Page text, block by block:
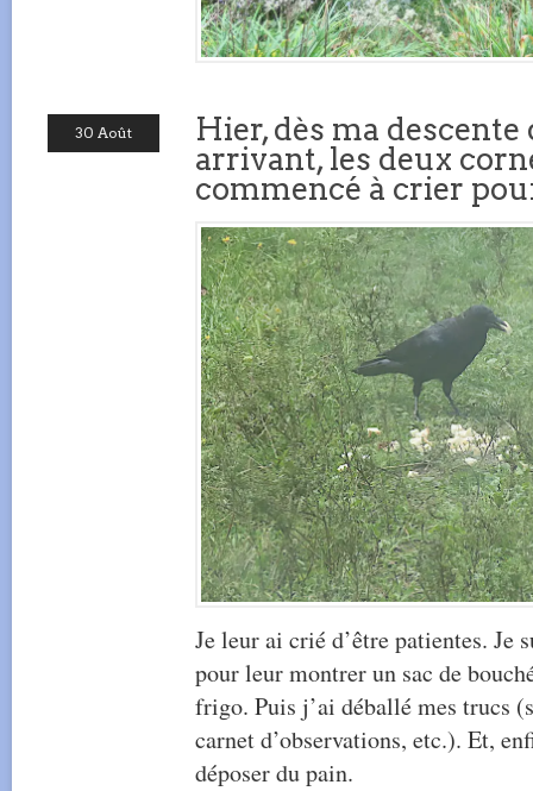
30 Août
Hier, dès ma
arrivant, les deux
commencé à crier
Je leur ai crié d’être patientes. Je
pour leur montrer un sac de
frigo. Puis j’ai déballé mes trucs
carnet d’observations, etc.). Et,
déposer du pain.